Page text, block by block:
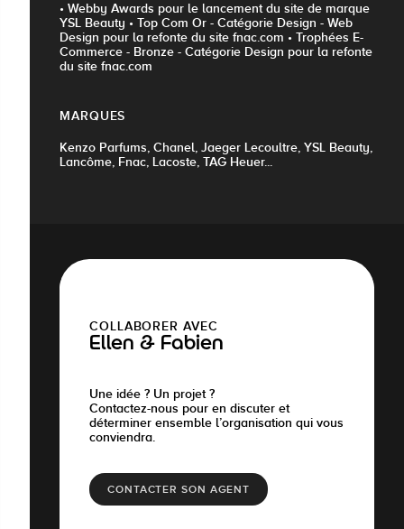
• Webby Awards pour le lancement du site de marque
YSL Beauty • Top Com Or - Catégorie Design - Web
Design pour la refonte du site fnac.com • Trophées E-
Commerce - Bronze - Catégorie Design pour la refonte
du site fnac.com
MARQUES
Kenzo Parfums, Chanel, Jaeger Lecoultre, YSL Beauty,
Lancôme, Fnac, Lacoste, TAG Heuer...
COLLABORER AVEC
Ellen & Fabien
Une idée ? Un projet ?
Contactez-nous pour en discuter et
déterminer ensemble l’organisation qui vous
conviendra.
CONTACTER SON AGENT